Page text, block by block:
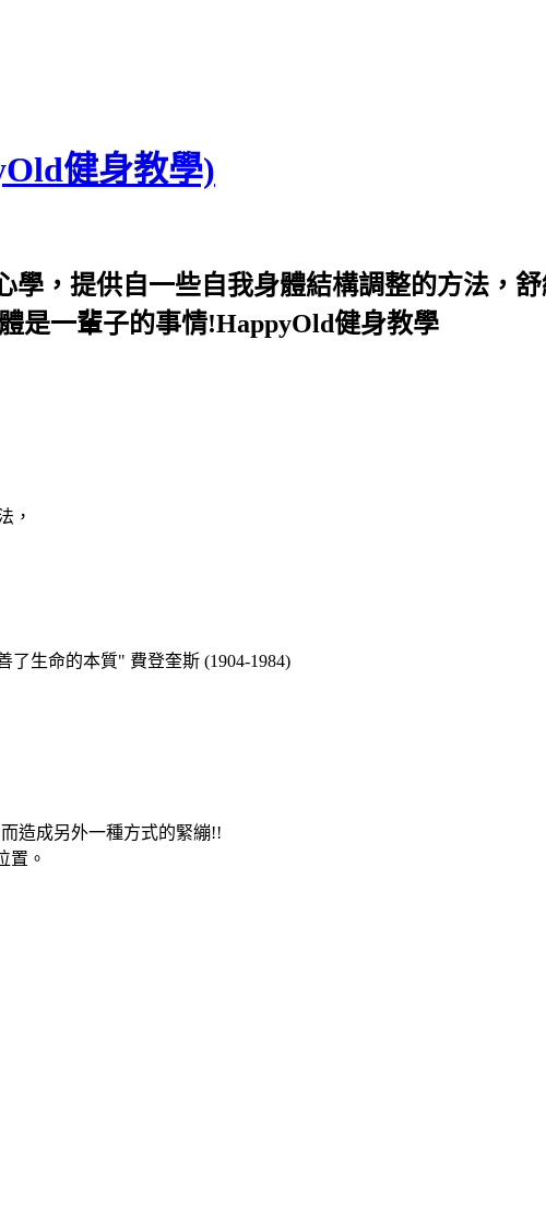
健身教學)
學，提供自一些自我身體結構調整的方法，
是一輩子的事情!HappyOld健身教學
，
生命的本質" 費登奎斯 (1904-1984)
造成另外一種方式的緊繃!!
置。